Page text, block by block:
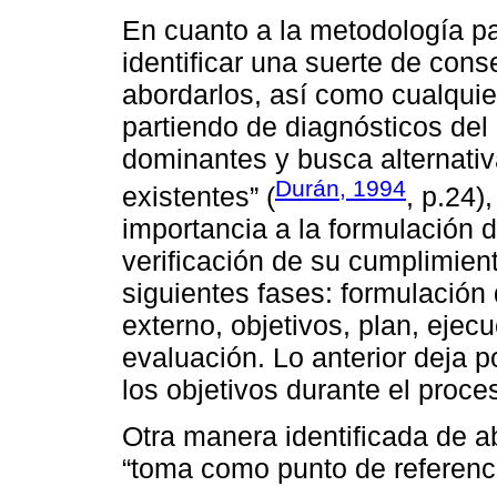
En cuanto a la metodología
identificar una suerte de
abordarlos, así como
partiendo de diagnósticos
dominantes y busca
existentes” (Durán, 1994,
importancia a la formulación
verificación de su
siguientes fases:
externo, objetivos, plan,
evaluación. Lo anterior deja
los objetivos durante el
Otra manera identificada de
“toma como punto de